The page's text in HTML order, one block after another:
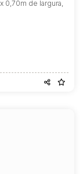
0,70m de largura,